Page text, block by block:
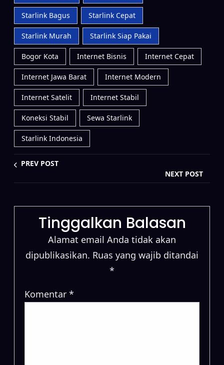
Starlink Bagus Starlink Cepat
Starlink Murah Starlink Siap Pakai
Bogor Kota Internet Bisnis Internet Cepat
Internet Jawa Barat Internet Modern
Internet Satelit Internet Stabil
Koneksi Stabil Sewa Starlink
Starlink Indonesia
PREV POST
NEXT POST
Tinggalkan Balasan
Alamat email Anda tidak akan
dipublikasikan. Ruas yang wajib ditandai
*
Komentar *